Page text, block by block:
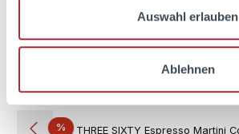
Auswahl erlauben
Ablehnen
Regulärer Preis:
Preise inkl. MwSt. zzgl. Versandkosten
%Rabatt